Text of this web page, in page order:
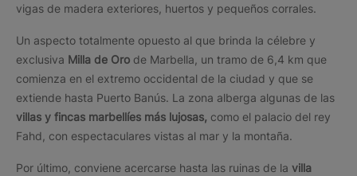
vigas de madera exteriores, huertos y pequeños corrales.
Un aspecto totalmente opuesto al que brinda la célebre y
exclusiva Milla de Oro de Marbella, un tramo de 6,4 km que
comienza en el extremo occidental de la ciudad y que se
extiende hasta Puerto Banús. La zona alberga algunas de las
villas y fincas marbellíes más lujosas, como el palacio del rey
Fahd, con espectaculares vistas al mar y la montaña.
Por último, conviene acercarse hasta las ruinas de la villa